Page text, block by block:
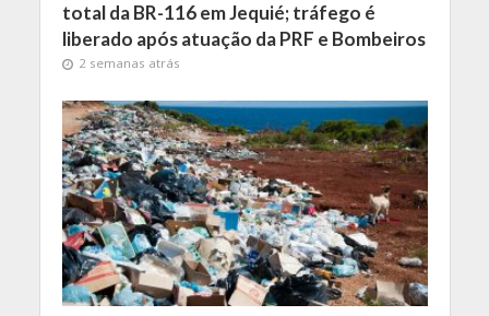
total da BR-116 em Jequié; tráfego é
liberado após atuação da PRF e Bombeiros
2 semanas atrás